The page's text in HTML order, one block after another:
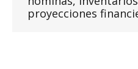
proyecciones